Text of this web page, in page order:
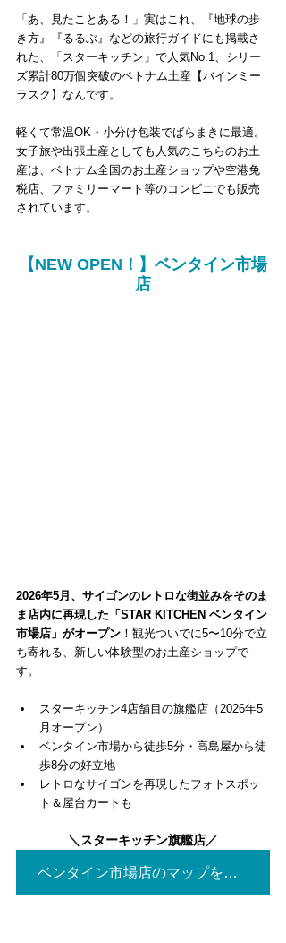
「あ、見たことある！」実はこれ、『地球の歩
き方』『るるぶ』などの旅行ガイドにも掲載さ
れた、「スターキッチン」で人気No.1、シリー
ズ累計80万個突破のベトナム土産【バインミー
ラスク】なんです。
軽くて常温OK・小分け包装でばらまきに最適。
女子旅や出張土産としても人気のこちらのお土
産は、ベトナム全国のお土産ショップや空港免
税店、ファミリーマート等のコンビニでも販売
されています。
【NEW OPEN！】ベンタイン市場
店
2026年5月、サイゴンのレトロな街並みをそのま
ま店内に再現した「STAR KITCHEN ベンタイン
市場店」がオープン ！観光ついでに5〜10分で立
ち寄れる、新しい体験型のお土産ショップで
す。
スターキッチン4店舗目の旗艦店（2026年5
月オープン）
ベンタイン市場から徒歩5分・高島屋から徒
歩8分の好立地
レトロなサイゴンを再現したフォトスポッ
ト＆屋台カートも
＼スターキッチン旗艦店／
ベンタイン市場店のマップを見る▶